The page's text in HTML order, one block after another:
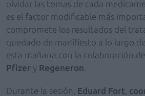
olvidar las tomas de cada
es el factor modificable más
compromete los resultados del
quedado de manifiesto a lo largo
esta mañana con la colaboración de
Pfizer y Regeneron
Durante la sesión, Eduard Fort